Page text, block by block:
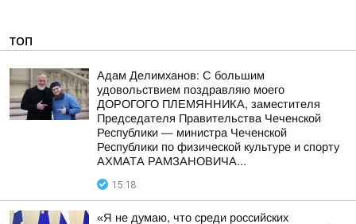
ТОП
Адам Делимханов: С большим
удовольствием поздравляю моего
ДОРОГОГО ПЛЕМЯННИКА, заместителя
Председателя Правительства Чеченской
Республики — министра Чеченской
Республики по физической культуре и спорту
АХМАТА РАМЗАНОВИЧА...
15:18
«Я не думаю, что среди российских